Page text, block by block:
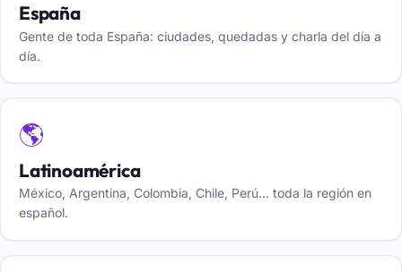
España
Gente de toda España: ciudades, quedadas y charla del día a
día.
🌎
Latinoamérica
México, Argentina, Colombia, Chile, Perú… toda la región en
español.